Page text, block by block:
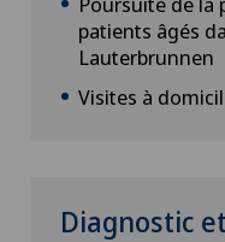
patients âgés
Lauterbrunnen
Visites à
Diagnostic